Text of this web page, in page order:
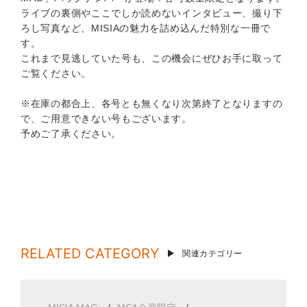
ライブの裏側やここでしか読めないインタビュー、撮り下
ろし写真など、MISIAの魅力を詰め込んだ特別な一冊で
す。
これまで見逃していた号も、この機会にぜひお手に取って
ご覧ください。
※在庫の都合上、各号とも無くなり次第終了となりますの
で、ご用意できない号もございます。
予めご了承ください。
RELATED CATEGORY 関連カテゴリー